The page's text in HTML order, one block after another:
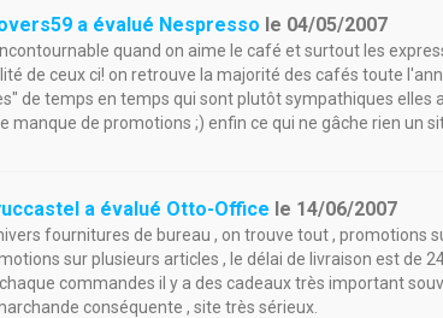
a évalué Nespresso le 04/05/2007
quand on aime le café et surtout les
de ceux ci! on retrouve la majorité des cafés toute
de temps en temps qui sont plutôt sympathiques elles
manque de promotions ;) enfin ce qui ne gâche rien un
a évalué Otto-Office le 14/06/2007
fournitures de bureau , on trouve tout , promotions
sur plusieurs articles , le délai de livraison est de
commandes il y a des cadeaux très important
conséquente , site très sérieux.